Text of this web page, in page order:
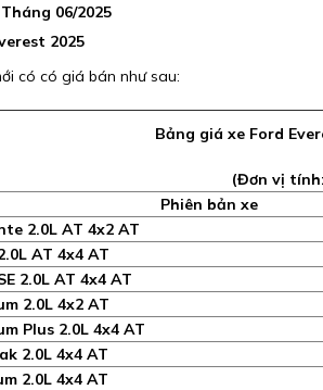
06/2025
2025
có có giá bán như sau:
Bảng giá xe Ford
(Đơn vị
Phiên bản xe
2.0L AT 4x2 AT
AT 4x4 AT
2.0L AT 4x4 AT
2.0L 4x2 AT
Plus 2.0L 4x4 AT
2.0L 4x4 AT
2.0L 4x4 AT